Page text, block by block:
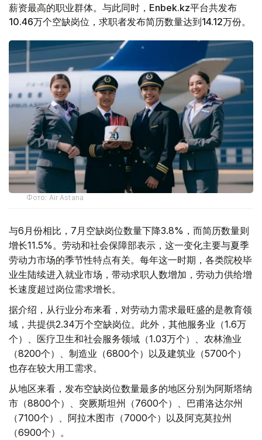
薪资最高的职业群体。与此同时，Enbek.kz平台共发布
10.46万个空缺岗位，求职者发布简历数量达到14.12万份。
Фото: Air Astana
与6月份相比，7月空缺岗位数量下降3.8%，而简历数量则
增长11.5%。劳动和社会保障部表示，这一变化主要与夏季
劳动力市场的季节性特点有关。每年这一时期，各类院校毕
业生陆续进入就业市场，带动求职人数增加，劳动力供给增
长速度超过岗位需求增长。
据介绍，从行业分布来看，对劳动力需求最旺盛的是教育领
域，共提供2.34万个空缺岗位。此外，其他服务业（1.6万
个）、医疗卫生和社会服务领域（1.03万个）、农林渔业
（8200个）、制造业（6800个）以及建筑业（5700个）
也存在较大用工需求。
从地区来看，发布空缺岗位数量最多的地区分别为阿斯塔纳
市（8800个）、突厥斯坦州（7600个）、巴甫洛达尔州
（7100个）、阿拉木图市（7000个）以及阿克莫拉州
（6900个）。